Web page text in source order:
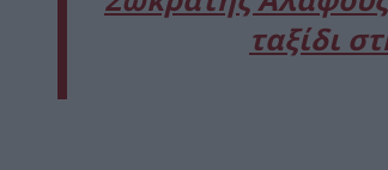
ταξίδι